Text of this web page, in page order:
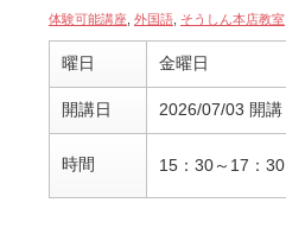
体験可能講座 外国語 そうしん本店教室
曜日 金曜日
開講日 2026/07/03 開講
時間 15：30～17：30